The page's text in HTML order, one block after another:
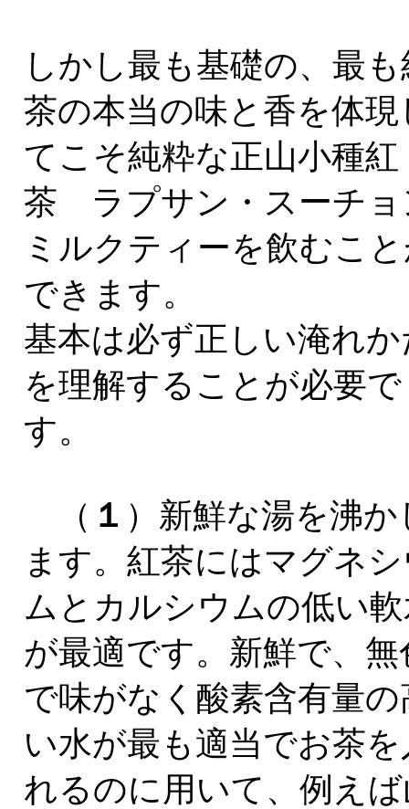
しかし最も基礎の、最も
茶の本当の味と香を体現
てこそ純粋な正山小種紅
茶 ラプサン・スーチョ
ミルクティーを飲むこ
できます。
基本は必ず正しい淹れか
を理解することが必要で
す。
（ １ ）新鮮な湯を沸か
ます。紅茶にはマグネ
ムとカルシウムの低い
が最適です。新鮮で、無
で味がなく酸素含有量の
い水が最も適当でお茶を
れるのに用いて、例え